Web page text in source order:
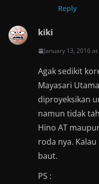
Reply
kiki
January 13, 2016
Agak sedikit
Mayasari
diproyeksikan
namun tidak
Hino AT
roda nya. Kalau
baut.
PS :